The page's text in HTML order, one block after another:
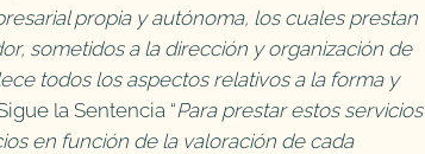
propia y autónoma, los cuales prestan
sometidos a la dirección y organización de
todos los aspectos relativos a la forma y
la Sentencia “Para prestar estos servicios
en función de la valoración de cada